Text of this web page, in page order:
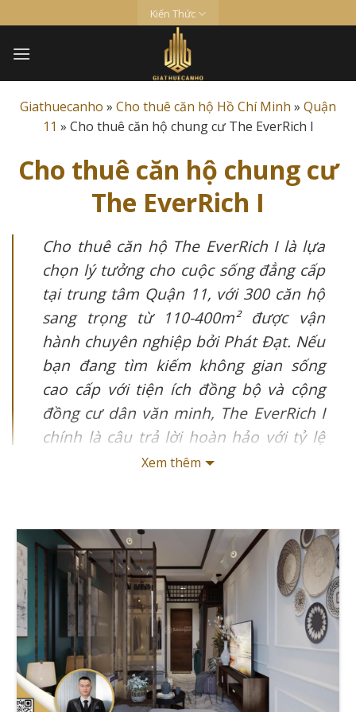
to
content
Kiến Thức
Giathuecanho » Cho thuê căn hộ Hồ Chí Minh » Quận
11 » Cho thuê căn hộ chung cư The EverRich I
Cho thuê căn hộ chung cư
The EverRich I
Cho thuê căn hộ The EverRich I là lựa
chọn lý tưởng cho cuộc sống đẳng cấp
tại trung tâm Quận 11, với 300 căn hộ
sang trọng từ 110-400m² được vận
hành chuyên nghiệp bởi Phát Đạt. Nếu
bạn đang tìm kiếm không gian sống
cao cấp với tiện ích đồng bộ và cộng
đồng cư dân văn minh, The EverRich I
chính là câu trả lời hoàn hảo với tỷ lệ
hài lòng lên đến 85% từ cư dân hiện
Thị trường cho thuê căn hộ The EverRich I đang chứng
kiến những biến động tích cực trong năm 2025, với
nhiều cơ hội hấp dẫn cho cả người thuê và nhà đầu tư.
Cùng với Giathuecanho khám phá chi tiết về vị trí chiến
lược, tiện ích đẳng cấp, và các loại hình căn hộ đa dạng
tại dự án cao cấp bậc nhất Quận 11 này.
Thông tin chính:
Vị trí độc đắc tại 640 Lê Đại Hành, Phường 15, Quận
Xem thêm